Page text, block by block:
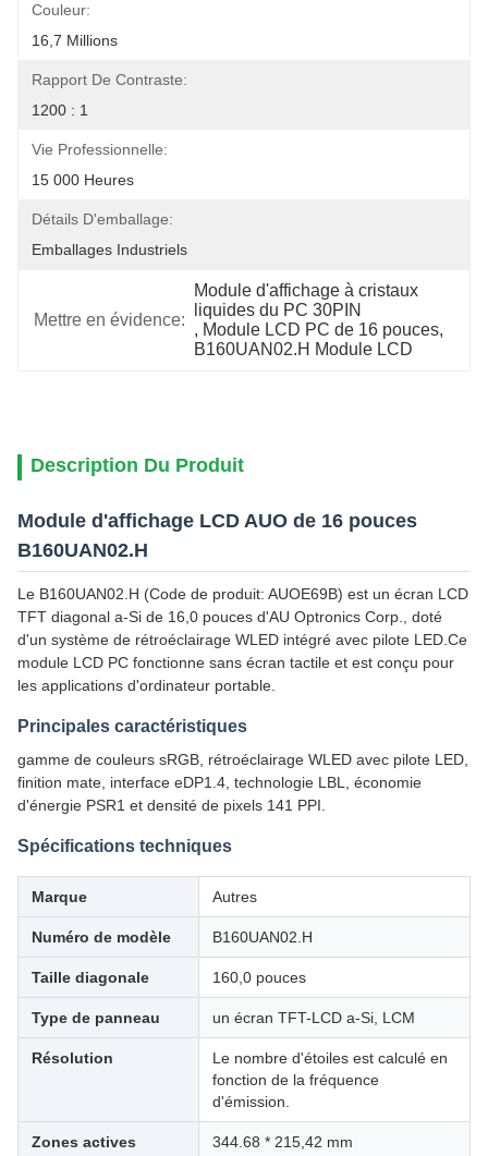
Couleur:
16,7 Millions
Rapport De Contraste:
1200 : 1
Vie Professionnelle:
15 000 Heures
Détails D'emballage:
Emballages Industriels
Mettre en évidence:
Module d'affichage à cristaux
liquides du PC 30PIN
, Module LCD PC de 16 pouces,
B160UAN02.H Module LCD
Description Du Produit
Module d'affichage LCD AUO de 16 pouces
B160UAN02.H
Le B160UAN02.H (Code de produit: AUOE69B) est un écran LCD
TFT diagonal a-Si de 16,0 pouces d'AU Optronics Corp., doté
d'un système de rétroéclairage WLED intégré avec pilote LED.Ce
module LCD PC fonctionne sans écran tactile et est conçu pour
les applications d'ordinateur portable.
Principales caractéristiques
gamme de couleurs sRGB, rétroéclairage WLED avec pilote LED,
finition mate, interface eDP1.4, technologie LBL, économie
d'énergie PSR1 et densité de pixels 141 PPI.
Spécifications techniques
Marque Autres
Numéro de modèle B160UAN02.H
Taille diagonale 160,0 pouces
Type de panneau un écran TFT-LCD a-Si, LCM
Résolution
Le nombre d'étoiles est calculé en
fonction de la fréquence
d'émission.
Zones actives 344.68 * 215,42 mm